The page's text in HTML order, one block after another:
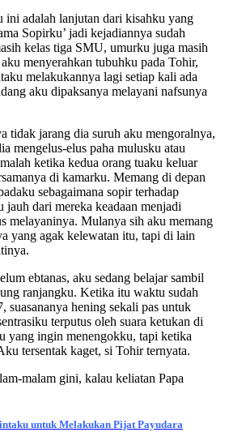
ini adalah lanjutan dari kisahku yang
Sopirku’ jadi kejadiannya sudah
kelas tiga SMU, umurku juga masih
menyerahkan tubuhku pada Tohir,
melakukannya lagi setiap kali ada
aku dipaksanya melayani nafsunya
tidak jarang dia suruh aku mengoralnya,
mengelus-elus paha mulusku atau
ketika kedua orang tuaku keluar
di kamarku. Memang di depan
sebagaimana sopir terhadap
dari mereka keadaan menjadi
melayaninya. Mulanya sih aku memang
yang agak kelewatan itu, tapi di lain
ebtanas, aku sedang belajar sambil
ranjangku. Ketika itu waktu sudah
suasananya hening sekali pas untuk
terputus oleh suara ketukan di
yang ingin menengokku, tapi ketika
tersentak kaget, si Tohir ternyata.
malam gini, kalau keliatan Papa
untuk Melakukan Pijat Payudara